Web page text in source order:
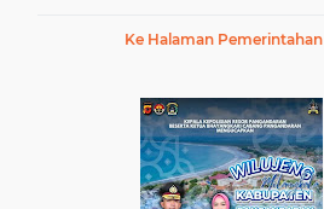
Ke Halaman Pemerintahan